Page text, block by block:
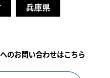
兵庫県
のお問い合わせはこちら